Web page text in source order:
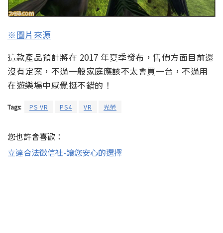
※圖片來源
這款產品預計將在 2017 年夏季發布，售價方面目前還
沒有定案，不過一般家庭應該不太會買一台，不過用
在遊樂場中感覺挺不錯的！
Tags: PS VR PS4 VR 光榮
您也許會喜歡：
立達合法徵信社-讓您安心的選擇